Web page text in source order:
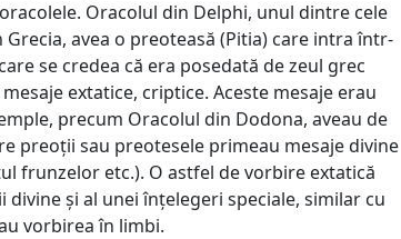
Oracolul din Delphi, unul dintre cele
avea o preoteasă (Pitia) care intra într-
se credea că era posedată de zeul grec
extatice, criptice. Aceste mesaje erau
precum Oracolul din Dodona, aveau de
preoții sau preotesele primeau mesaje divine
frunzelor etc.). O astfel de vorbire extatică
și al unei înțelegeri speciale, similar cu
vorbirea în limbi.